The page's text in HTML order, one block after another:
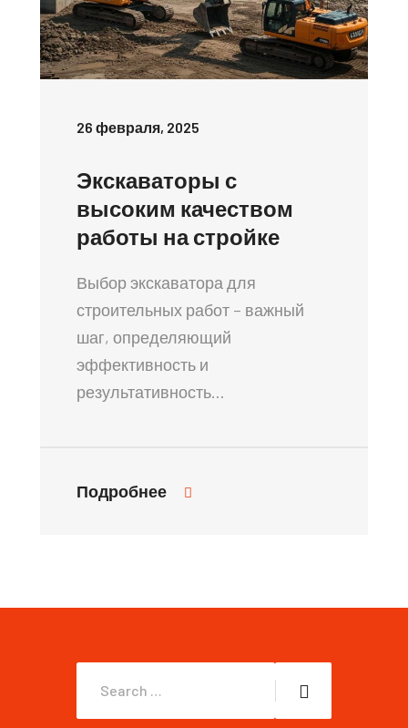
26 февраля, 2025
Экскаваторы с
высоким качеством
работы на стройке
Выбор экскаватора для
строительных работ – важный
шаг, определяющий
эффективность и
результативность…
Подробнее